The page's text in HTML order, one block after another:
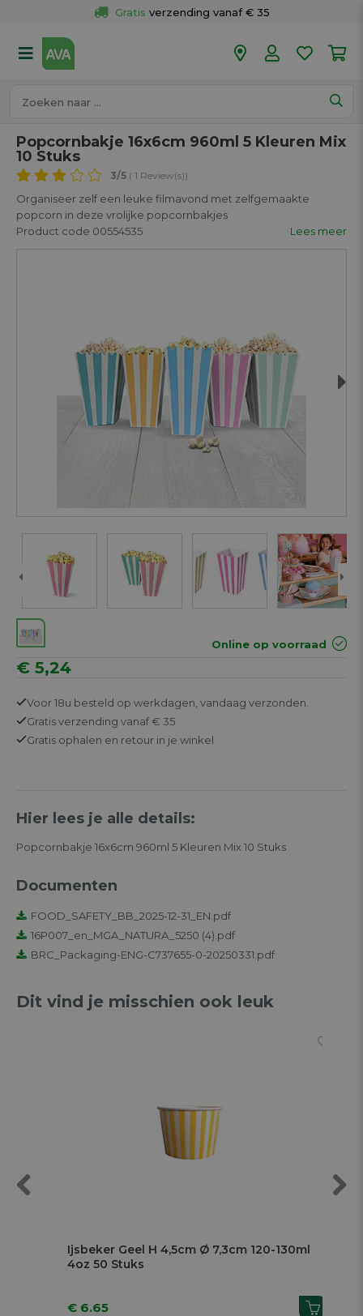
Gratis verzending vanaf € 35
50 winkels
Popcornbakje 16x6cm 960ml 5 Kleuren Mix
10 Stuks
3/5 ( 1 Review(s))
Organiseer zelf een leuke filmavond met zelfgemaakte
popcorn in deze vrolijke popcornbakjes
Product code 00554535
Lees meer
Online op voorraad
€ 5,24
Voor 18u besteld op werkdagen, vandaag verzonden.
Gratisverzending vanaf € 35
Gratis ophalen en retour in je winkel
Hier lees je alle details:
Popcornbakje 16x6cm 960ml 5 Kleuren Mix 10 Stuks
Documenten
FOOD_SAFETY_BB_2025-12-31_EN.pdf
16P007_en_MGA_NATURA_5250 (4).pdf
BRC_Packaging-ENG-C737655-0-20250331.pdf
Dit vind je misschien ook leuk
Ijsbeker Geel H 4,5cm Ø 7,3cm 120-130ml
4oz 50 Stuks
€ 6.65